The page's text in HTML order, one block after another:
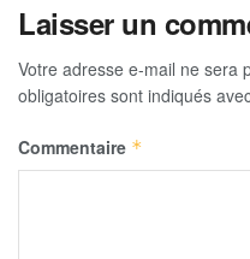
Laisser un
Votre adresse e-mail ne sera
obligatoires sont indiqués
Commentaire *